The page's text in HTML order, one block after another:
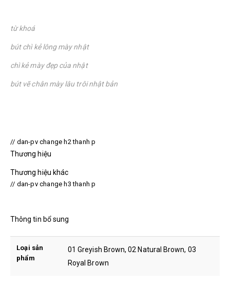
từ khoá
bút chì kẻ lông mày nhật
chì kẻ mày đẹp của nhật
bút vẽ chân mày lâu trôi nhật bản
// dan-pv change h2 thanh p
Thương hiệu
Thương hiệu khác
// dan-pv change h3 thanh p
Thông tin bổ sung
Loại sản
phẩm
01 Greyish Brown, 02 Natural Brown, 03
Royal Brown